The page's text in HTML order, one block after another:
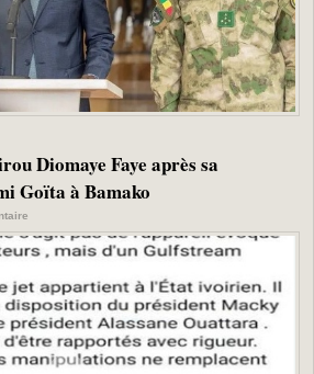
Diomaye Faye après sa
Goïta à Bamako